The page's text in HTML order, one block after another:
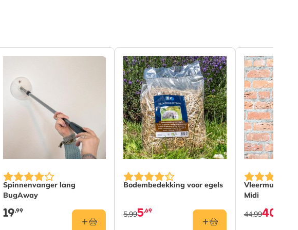
Spinnenvanger lang
BugAway
19,99
Bodembedekking voor egels
5,69
5,99
Midi
40
44,99